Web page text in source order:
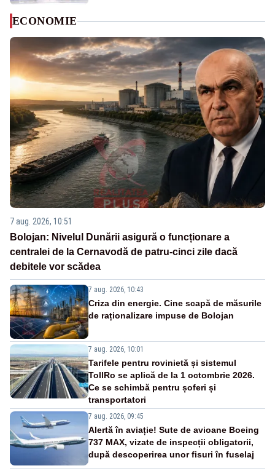
ECONOMIE
7 aug. 2026, 10:51
Bolojan: Nivelul Dunării asigură o funcționare a
centralei de la Cernavodă de patru-cinci zile dacă
debitele vor scădea
7 aug. 2026, 10:43
Criza din energie. Cine scapă de măsurile
de raționalizare impuse de Bolojan
7 aug. 2026, 10:01
Tarifele pentru rovinietă și sistemul
TollRo se aplică de la 1 octombrie 2026.
Ce se schimbă pentru șoferi și
transportatori
7 aug. 2026, 09:45
Alertă în aviație! Sute de avioane Boeing
737 MAX, vizate de inspecții obligatorii,
după descoperirea unor fisuri în fuselaj